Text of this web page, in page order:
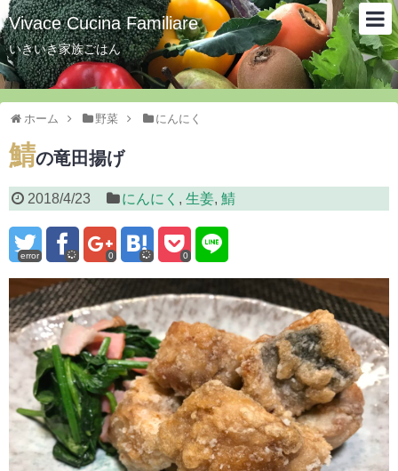
Vivace Cucina Familiare
いきいき家族ごはん
ホーム 野菜 にんにく
鯖の竜田揚げ
2018/4/23 にんにく ,生姜,鯖
error 0 0